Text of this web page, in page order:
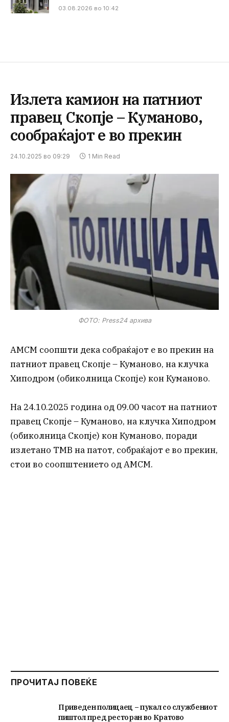
03.08.2026 во 10:42
Излета камион на патниот
правец Скопје – Куманово,
сообраќајот е во прекин
24.10.2025 во 09:29 1 Min Read
ФОТО: Press24 архива
АМСМ соопшти дека собраќајот е во прекин на
патниот правец Скопје – Куманово, на клучка
Хиподром (обиколница Скопје) кон Куманово.
На 24.10.2025 година од 09.00 часот на патниот
правец Скопје – Куманово, на клучка Хиподром
(обиколница Скопје) кон Куманово, поради
излетано ТМВ на патот, собраќајот е во прекин,
стои во соопштението од АМСМ.
ПРОЧИТАЈ ПОВЕЌЕ
Приведен полицаец – пукал со службениот
пиштол пред ресторан во Кратово